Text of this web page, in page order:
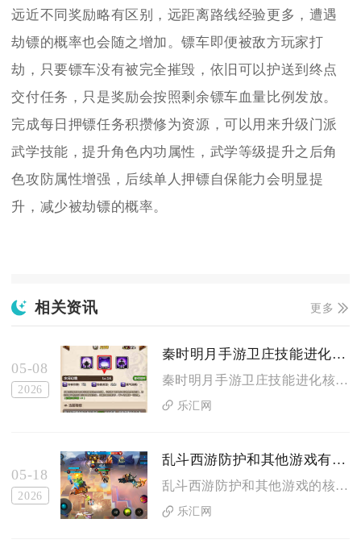
远近不同奖励略有区别，远距离路线经验更多，遭遇
劫镖的概率也会随之增加。镖车即便被敌方玩家打
劫，只要镖车没有被完全摧毁，依旧可以护送到终点
交付任务，只是奖励会按照剩余镖车血量比例发放。
完成每日押镖任务积攒修为资源，可以用来升级门派
武学技能，提升角色内功属性，武学等级提升之后角
色攻防属性增强，后续单人押镖自保能力会明显提
升，减少被劫镖的概率。
相关资讯 更多
05-08
2026
秦时明月手游卫庄技能进化需要消耗什么
秦时明月手游卫庄技能进化核心消耗为卫庄信物、三类觉醒石与海量...
乐汇网
05-18
2026
乱斗西游防护和其他游戏有何不同
乱斗西游防护和其他游戏的核心不同，在于采用防护-穿透-防御三...
乐汇网